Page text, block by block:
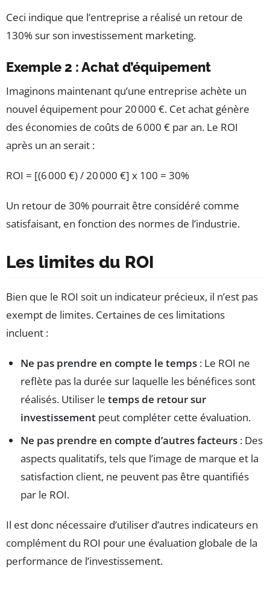
Ceci indique que l’entreprise a réalisé un retour de
130% sur son investissement marketing.
Exemple 2 : Achat d’équipement
Imaginons maintenant qu’une entreprise achète un
nouvel équipement pour 20 000 €. Cet achat génère
des économies de coûts de 6 000 € par an. Le ROI
après un an serait :
ROI = [(6 000 €) / 20 000 €] x 100 = 30%
Un retour de 30% pourrait être considéré comme
satisfaisant, en fonction des normes de l’industrie.
Les limites du ROI
Bien que le ROI soit un indicateur précieux, il n’est pas
exempt de limites. Certaines de ces limitations
incluent :
Ne pas prendre en compte le temps : Le ROI ne
reflète pas la durée sur laquelle les bénéfices sont
réalisés. Utiliser le temps de retour sur
investissement peut compléter cette évaluation.
Ne pas prendre en compte d’autres facteurs : Des
aspects qualitatifs, tels que l’image de marque et la
satisfaction client, ne peuvent pas être quantifiés
par le ROI.
Il est donc nécessaire d’utiliser d’autres indicateurs en
complément du ROI pour une évaluation globale de la
performance de l’investissement.